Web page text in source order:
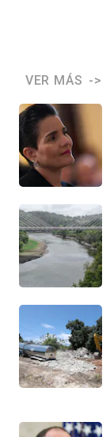
VER MÁS